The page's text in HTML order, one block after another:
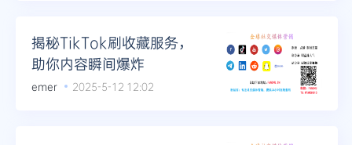
揭秘TikTok刷收藏服务，
助你内容瞬间爆炸
emer 2025-5-12 12:02